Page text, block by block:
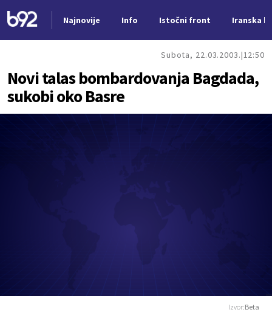
Najnovije Info Istočni front Iranska
Subota, 22.03.2003. 12:50
Novi talas bombardovanja Bagdada,
sukobi oko Basre
Izvor:Beta